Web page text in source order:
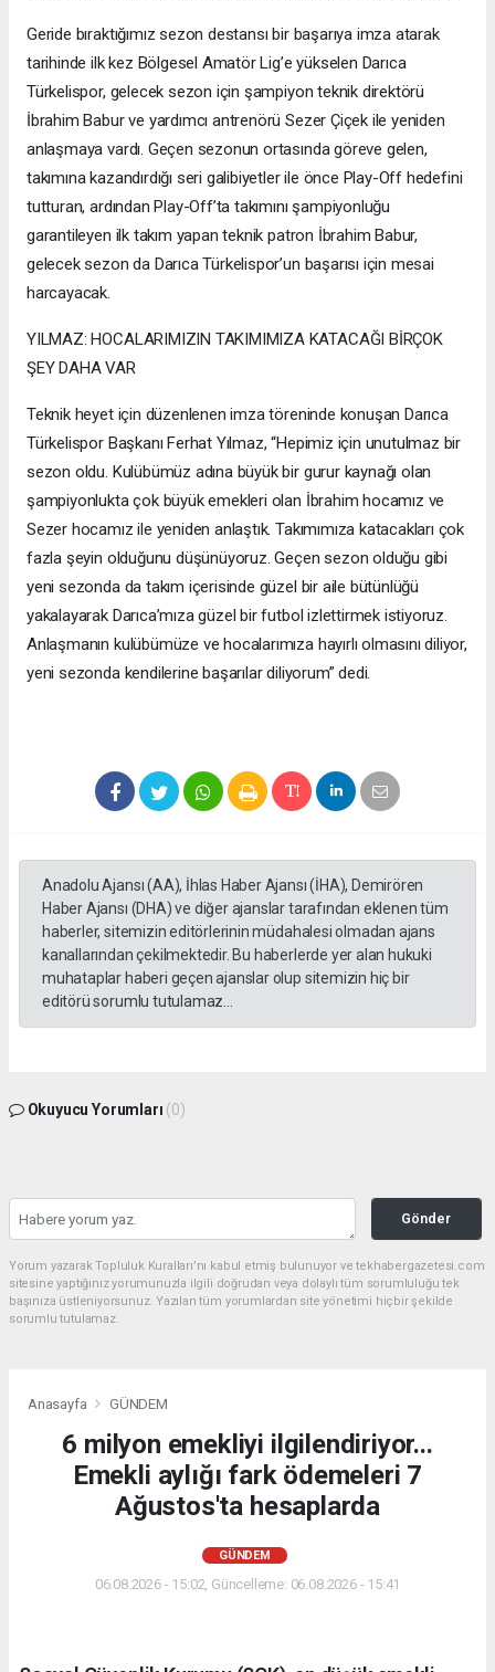
Geride bıraktığımız sezon destansı bir başarıya imza atarak
tarihinde ilk kez Bölgesel Amatör Lig’e yükselen Darıca
Türkelispor, gelecek sezon için şampiyon teknik direktörü
İbrahim Babur ve yardımcı antrenörü Sezer Çiçek ile yeniden
anlaşmaya vardı. Geçen sezonun ortasında göreve gelen,
takımına kazandırdığı seri galibiyetler ile önce Play-Off hedefini
tutturan, ardından Play-Off’ta takımını şampiyonluğu
garantileyen ilk takım yapan teknik patron İbrahim Babur,
gelecek sezon da Darıca Türkelispor’un başarısı için mesai
harcayacak.
YILMAZ: HOCALARIMIZIN TAKIMIMIZA KATACAĞI BİRÇOK
ŞEY DAHA VAR
Teknik heyet için düzenlenen imza töreninde konuşan Darıca
Türkelispor Başkanı Ferhat Yılmaz, “Hepimiz için unutulmaz bir
sezon oldu. Kulübümüz adına büyük bir gurur kaynağı olan
şampiyonlukta çok büyük emekleri olan İbrahim hocamız ve
Sezer hocamız ile yeniden anlaştık. Takımımıza katacakları çok
fazla şeyin olduğunu düşünüyoruz. Geçen sezon olduğu gibi
yeni sezonda da takım içerisinde güzel bir aile bütünlüğü
yakalayarak Darıca’mıza güzel bir futbol izlettirmek istiyoruz.
Anlaşmanın kulübümüze ve hocalarımıza hayırlı olmasını diliyor,
yeni sezonda kendilerine başarılar diliyorum” dedi.
Anadolu Ajansı (AA), İhlas Haber Ajansı (İHA), Demirören
Haber Ajansı (DHA) ve diğer ajanslar tarafından eklenen tüm
haberler, sitemizin editörlerinin müdahalesi olmadan ajans
kanallarından çekilmektedir. Bu haberlerde yer alan hukuki
muhataplar haberi geçen ajanslar olup sitemizin hiç bir
editörü sorumlu tutulamaz...
Okuyucu Yorumları (0)
Gönder
Yorum yazarak Topluluk Kuralları’nı kabul etmiş bulunuyor ve tekhabergazetesi.com
sitesine yaptığınız yorumunuzla ilgili doğrudan veya dolaylı tüm sorumluluğu tek
başınıza üstleniyorsunuz. Yazılan tüm yorumlardan site yönetimi hiçbir şekilde
sorumlu tutulamaz.
Anasayfa GÜNDEM
6 milyon emekliyi ilgilendiriyor...
Emekli aylığı fark ödemeleri 7
Ağustos'ta hesaplarda
GÜNDEM
06.08.2026 - 15:02, Güncelleme: 06.08.2026 - 15:41